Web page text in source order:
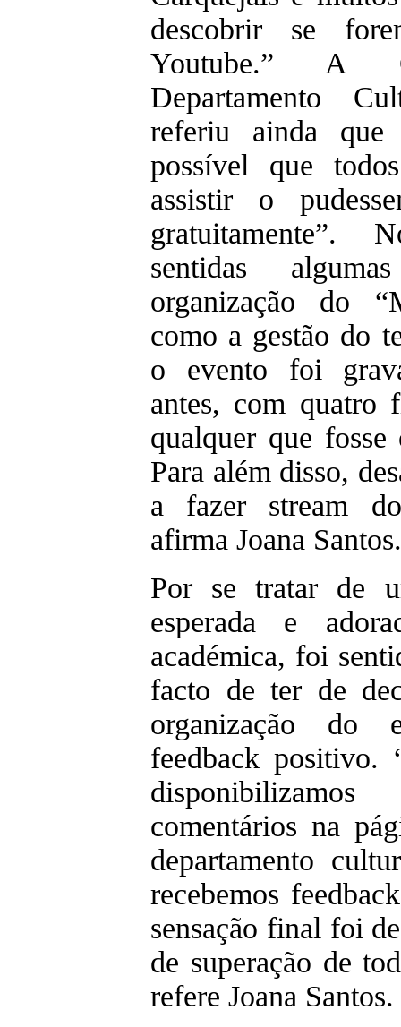
descobrir se
Youtube.” A
Departamento
referiu ainda
possível que
assistir o
gratuitamente”.
sentidas
organização do
como a gestão do
o evento foi
antes, com quatro
qualquer que
Para além disso,
a fazer stream
afirma Joana Santos.
Por se tratar de
esperada e
académica, foi
facto de ter de
organização do
feedback
comentários na
departamento
recebemos
sensação final foi
de superação de
refere Joana Santos.